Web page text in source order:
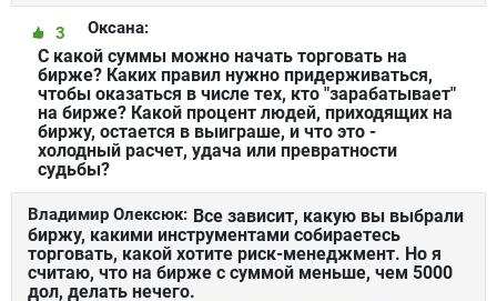
Оксана:
3
С какой суммы можно начать торговать на
бирже? Каких правил нужно придерживаться,
чтобы оказаться в числе тех, кто "зарабатывает"
на бирже? Какой процент людей, приходящих на
биржу, остается в выиграше, и что это -
холодный расчет, удача или превратности
судьбы?
Владимир Олексюк: Все зависит, какую вы выбрали
биржу, какими инструментами собираетесь
торговать, какой хотите риск-менеджмент. Но я
считаю, что на бирже с суммой меньше, чем 5000
дол, делать нечего.